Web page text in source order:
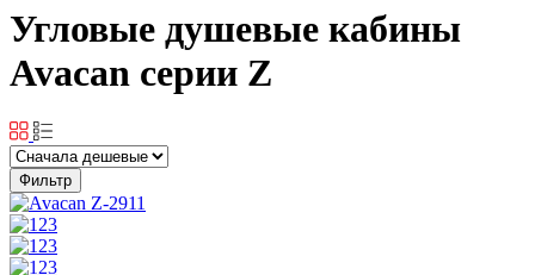
Угловые душевые кабины
Avacan серии Z
Фильтр